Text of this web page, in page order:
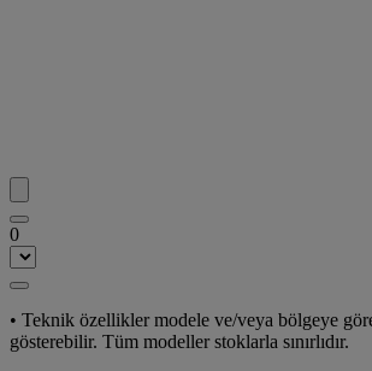
0
• Teknik özellikler modele ve/veya bölgeye
gösterebilir. Tüm modeller stoklarla sınırlıdır.